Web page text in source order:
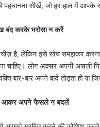
पहचानना सीखें, जो हर हाल में आपके
बंद करके भरोसा न करें
है, लेकिन इसे सोच समझकर करना
चाहिए। लोग अक्सर अपनी असली
बार-बार अपने वादे तोड़ता हो
में आकर अपने फैसले न बदलें